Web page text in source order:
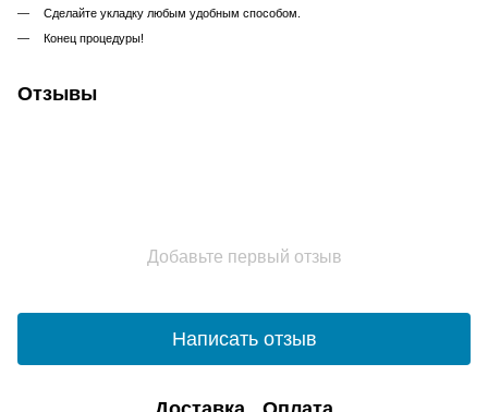
Сделайте укладку любым удобным способом.
Конец процедуры!
Отзывы
Добавьте первый отзыв
Написать отзыв